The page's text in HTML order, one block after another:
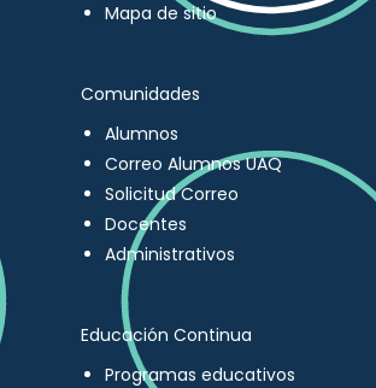
Mapa de sitio
Comunidades
Alumnos
Correo Alumnos UAQ
Solicitud Correo
Docentes
Administrativos
Educación Continua
Programas educativos